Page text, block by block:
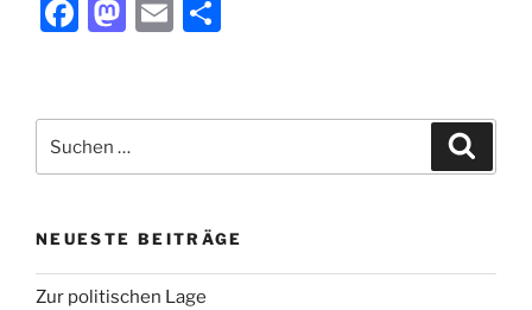
bleibt“ F
e
b
o
k
M
o
d
n
E
l
n
nach:
NEUESTE BEITRÄGE
Zur politischen Lage